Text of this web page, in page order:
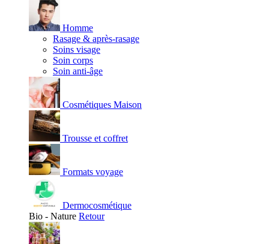
Homme
Rasage & après-rasage
Soins visage
Soin corps
Soin anti-âge
Cosmétiques Maison
Trousse et coffret
Formats voyage
Dermocosmétique
Bio - Nature Retour